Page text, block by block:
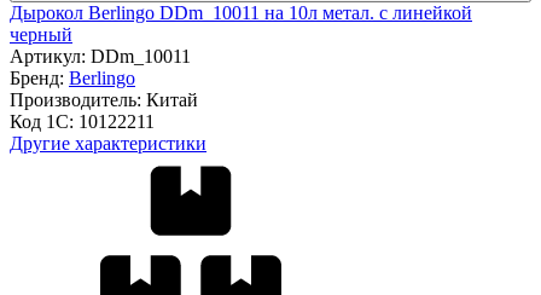
Дырокол Berlingo DDm_10011 на 10л метал. с линейкой
черный
Артикул: DDm_10011
Бренд: Berlingo
Производитель: Китай
Код 1С: 10122211
Другие характеристики